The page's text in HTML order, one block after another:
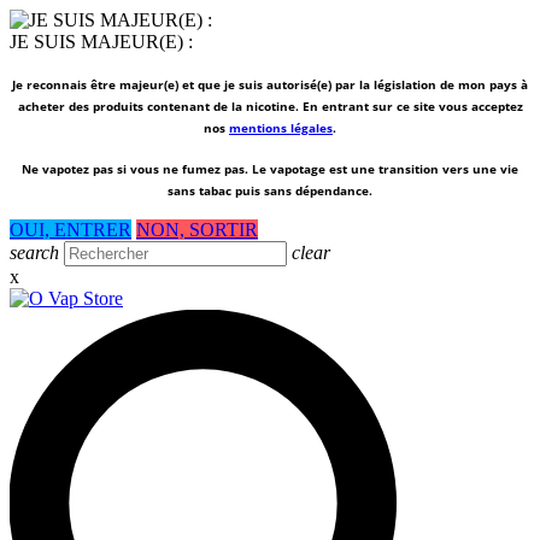
JE SUIS MAJEUR(E) :
Je reconnais être majeur(e) et que je suis autorisé(e) par la législation de mon pays à
acheter des produits contenant de la nicotine. En entrant sur ce site vous acceptez
nos mentions légales.
Ne vapotez pas si vous ne fumez pas. Le vapotage est une transition vers une vie
sans tabac puis sans dépendance.
OUI, ENTRER NON, SORTIR
search
clear
x